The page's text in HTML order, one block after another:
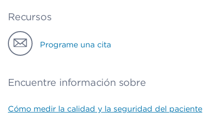
Recursos
Programe una cita
Encuentre información sobre
Cómo medir la calidad y la seguridad del paciente